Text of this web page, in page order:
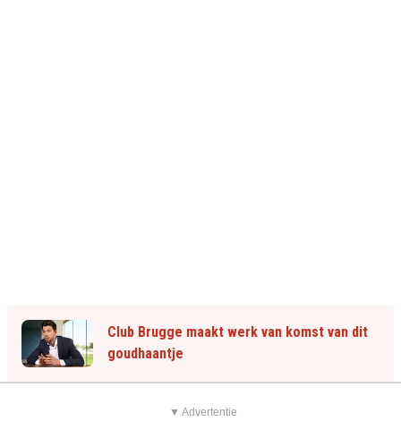
Club Brugge maakt werk van komst van dit
goudhaantje
▼ Advertentie